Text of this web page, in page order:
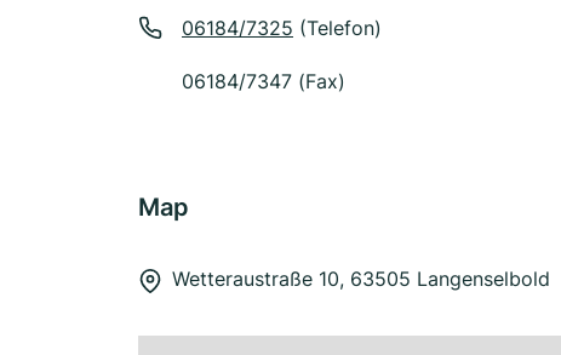
06184/7325 (Telefon)
06184/7347 (Fax)
Map
Wetteraustraße 10, 63505 Langenselbold